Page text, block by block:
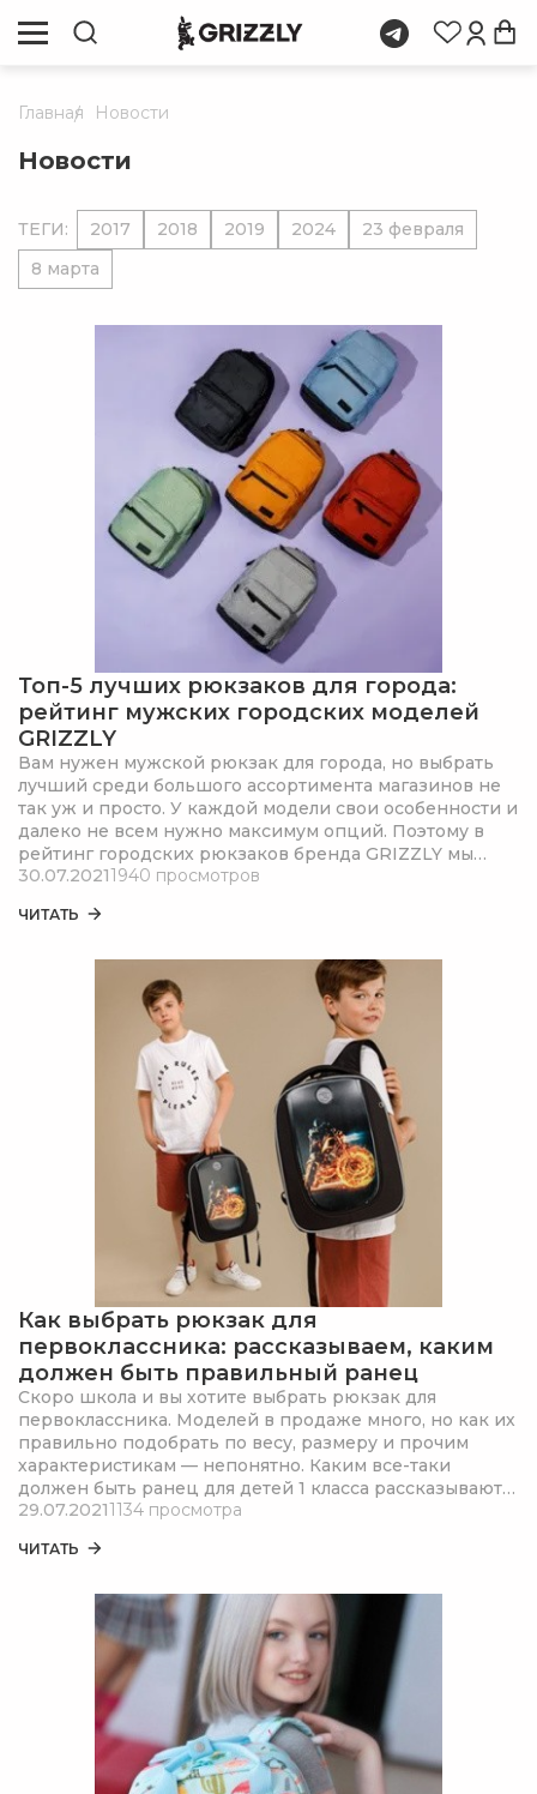
Главная Новости
Новости
ТЕГИ: 2017 2018 2019 2024
23 февраля
8 марта
Топ-5 лучших рюкзаков для города:
рейтинг мужских городских моделей
GRIZZLY
Вам нужен мужской рюкзак для города, но выбрать
лучший среди большого ассортимента магазинов не
так уж и просто. У каждой модели свои особенности и
далеко не всем нужно максимум опций. Поэтому в
рейтинг городских рюкзаков бренда GRIZZLY мы
добавили лучше модели в зависимости от их
обзор каждой модели из топа.
30.07.20211940 просмотров
ЧИТАТЬ
Как выбрать рюкзак для
первоклассника: рассказываем, каким
должен быть правильный ранец
Скоро школа и вы хотите выбрать рюкзак для
первоклассника. Моделей в продаже много, но как их
правильно подобрать по весу, размеру и прочим
характеристикам — непонятно. Каким все-таки
должен быть ранец для детей 1 класса рассказывают
специалисты GRIZZLY.
29.07.20211134 просмотра
ЧИТАТЬ